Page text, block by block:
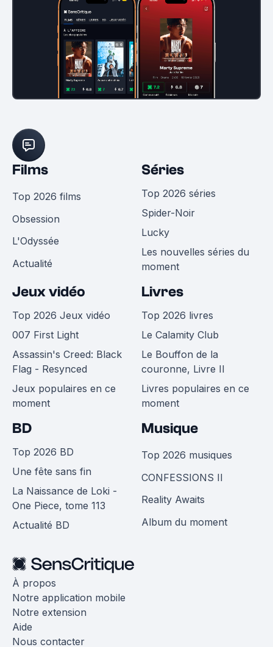
Films
Top 2026 films
Obsession
L'Odyssée
Actualité
Séries
Top 2026 séries
Spider-Noir
Lucky
Les nouvelles séries du
moment
Jeux vidéo
Top 2026 Jeux vidéo
007 First Light
Assassin's Creed: Black
Flag - Resynced
Jeux populaires en ce
moment
Livres
Top 2026 livres
Le Calamity Club
Le Bouffon de la
couronne, Livre II
Livres populaires en ce
moment
BD
Top 2026 BD
Une fête sans fin
La Naissance de Loki -
One Piece, tome 113
Actualité BD
Musique
Top 2026 musiques
CONFESSIONS II
Reality Awaits
Album du moment
À propos
Notre application mobile
Notre extension
Aide
Nous contacter